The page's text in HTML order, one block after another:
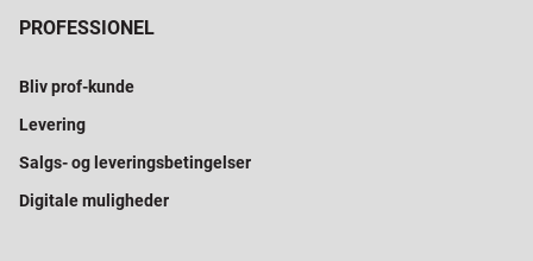
PROFESSIONEL
Bliv prof-kunde
Levering
Salgs- og leveringsbetingelser
Digitale muligheder